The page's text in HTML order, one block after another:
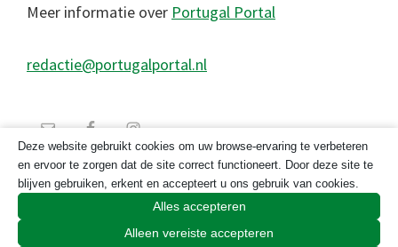
Meer informatie over Portugal Portal
redactie@portugalportal.nl
Deze website gebruikt cookies om uw browse-ervaring te verbeteren
en ervoor te zorgen dat de site correct functioneert. Door deze site te
blijven gebruiken, erkent en accepteert u ons gebruik van cookies.
Alles accepteren
Alleen vereiste accepteren